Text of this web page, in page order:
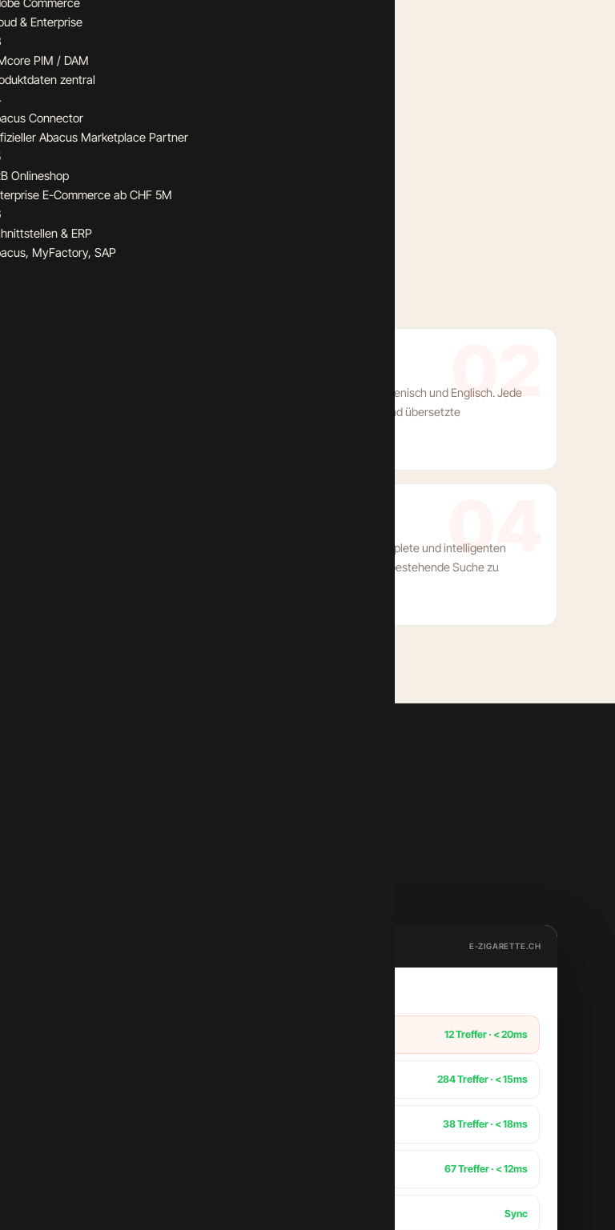
Commerce
& Enterprise
PIM / DAM
zentral
Connector
Abacus Marketplace Partner
Onlineshop
E-Commerce ab CHF 5M
& ERP
MyFactory, SAP
der
dem
—
02
Der Schweizer Markt verlangt Deutsch, Französisch, Italienisch und Englisch. Jede
Sprache braucht eigene URLs, korrekte hreflang-Tags und übersetzte
04
Kunden erwarten Echtzeit-Suchergebnisse mit Autocomplete und intelligenten
Filtern. Bei tausenden SKUs im Vape-Sortiment war die bestehende Suche zu
E-ZIGARETTE.CH
12 Treffer · < 20ms
284 Treffer · < 15ms
38 Treffer · < 18ms
67 Treffer · < 12ms
Sync